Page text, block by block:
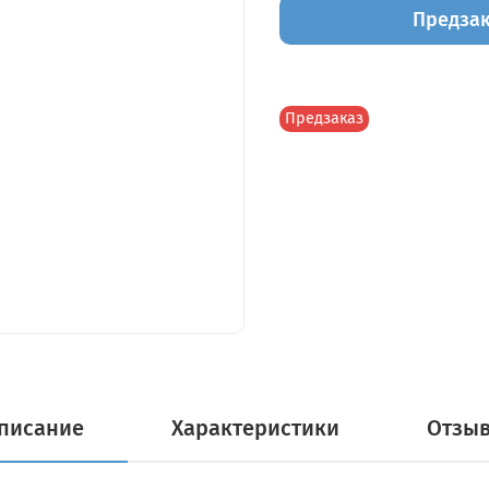
Предзаказ
Характеристики